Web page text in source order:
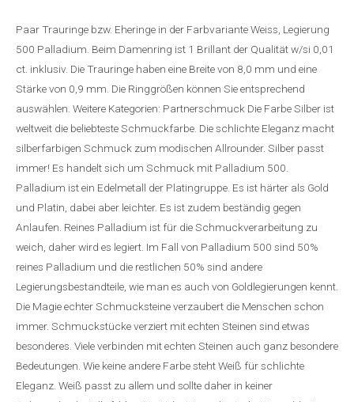
Paar Trauringe bzw. Eheringe in der Farbvariante Weiss, Legierung
500 Palladium. Beim Damenring ist 1 Brillant der Qualität w/si 0,01
ct. inklusiv. Die Trauringe haben eine Breite von 8,0 mm und eine
Stärke von 0,9 mm. Die Ringgrößen können Sie entsprechend
auswählen. Weitere Kategorien: Partnerschmuck Die Farbe Silber ist
weltweit die beliebteste Schmuckfarbe. Die schlichte Eleganz macht
silberfarbigen Schmuck zum modischen Allrounder. Silber passt
immer! Es handelt sich um Schmuck mit Palladium 500.
Palladium ist ein Edelmetall der Platingruppe. Es ist härter als Gold
und Platin, dabei aber leichter. Es ist zudem beständig gegen
Anlaufen. Reines Palladium ist für die Schmuckverarbeitung zu
weich, daher wird es legiert. Im Fall von Palladium 500 sind 50%
reines Palladium und die restlichen 50% sind andere
Legierungsbestandteile, wie man es auch von Goldlegierungen kennt.
Die Magie echter Schmucksteine verzaubert die Menschen schon
immer. Schmuckstücke verziert mit echten Steinen sind etwas
besonderes. Viele verbinden mit echten Steinen auch ganz besondere
Bedeutungen. Wie keine andere Farbe steht Weiß für schlichte
Eleganz. Weiß passt zu allem und sollte daher in keiner